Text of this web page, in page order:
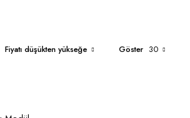
Fiyatı düşükten yükseğe Göster 30